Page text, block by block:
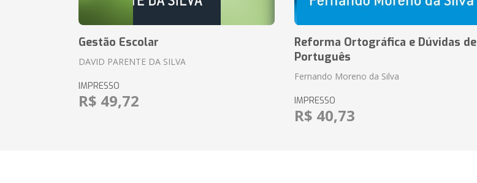
Gestão Escolar
DAVID PARENTE DA SILVA
IMPRESSO
R$ 49,72
Reforma Ortográfica e Dúvidas de
Português
Fernando Moreno da Silva
IMPRESSO
R$ 40,73